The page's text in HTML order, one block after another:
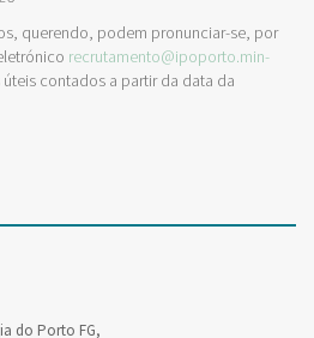
querendo, podem pronunciar-se, por
recrutamento@ipoporto.min-
úteis contados a partir da data da
do Porto FG,